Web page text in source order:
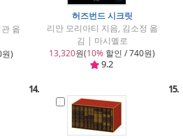
옮
)
허즈번드 시크릿
리안 모리아티 지음, 김소정 옮
김 | 마시멜로
13,320원(10% 할인 / 740원)
9.2
14. 15.